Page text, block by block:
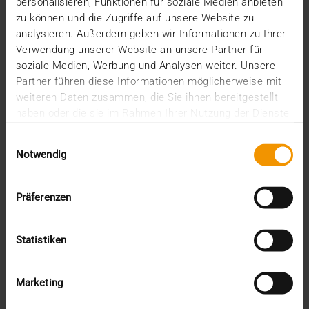
zu können und die Zugriffe auf unsere Website zu
analysieren. Außerdem geben wir Informationen zu Ihrer
Verwendung unserer Website an unsere Partner für
soziale Medien, Werbung und Analysen weiter. Unsere
Partner führen diese Informationen möglicherweise mit
weiteren Daten zusammen, die Sie ihnen bereitgestellt
Notwendig
Präferenzen
Statistiken
Marketing
die Sana Kliniken AG ihren Ruf als Pionier in
Sachen…